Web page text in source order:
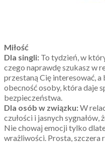
Miłość
Dla singli: To tydzień, w
czego naprawdę szukasz w
przestaną Cię interesować,
obecność osoby, która daje
bezpieczeństwa.
Dla osób w związku:W
czułości i jasnych sygnałów,
Nie chowaj emocji tylko
wrażliwości. Prosta, szczera